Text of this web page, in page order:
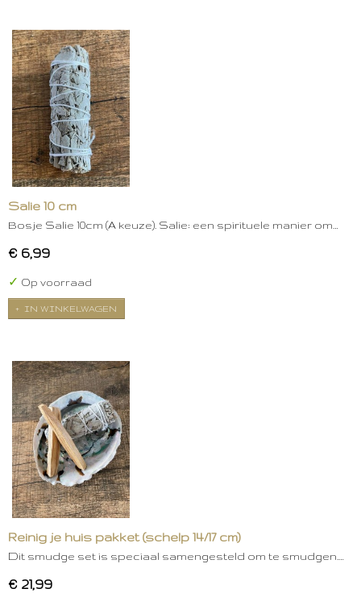
Salie 10 cm
Bosje Salie 10cm (A keuze). Salie: een spirituele manier om…
€ 6,99
✓ Op voorraad
IN WINKELWAGEN
Reinig je huis pakket (schelp 14/17 cm)
Dit smudge set is speciaal samengesteld om te smudgen.…
€ 21,99